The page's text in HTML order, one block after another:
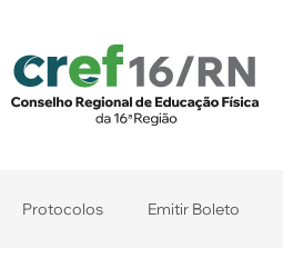
Protocolos Emitir Boleto